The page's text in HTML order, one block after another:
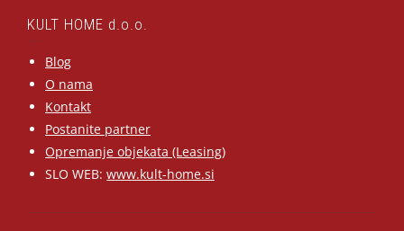
KULT HOME d.o.o.
Blog
O nama
Kontakt
Postanite partner
Opremanje objekata (Leasing)
SLO WEB: www.kult-home.si